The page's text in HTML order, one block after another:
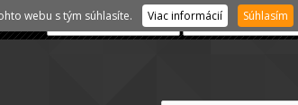
heslowebu s tým súhlasíte. Viac informácií Súhlasím